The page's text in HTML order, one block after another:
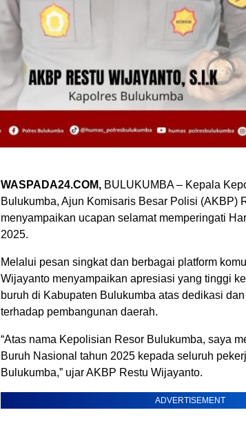
WASPADA24.COM, BULUKUMBA – Kepala
Bulukumba, Ajun Komisaris Besar Polisi (AKBP)
menyampaikan ucapan selamat memperingati
2025.
Melalui pesan singkat dan berbagai platform
Wijayanto menyampaikan apresiasi yang tinggi
buruh di Kabupaten Bulukumba atas dedikasi
terhadap pembangunan daerah.
“Atas nama Kepolisian Resor Bulukumba, saya
Buruh Nasional tahun 2025 kepada seluruh
Bulukumba,” ujar AKBP Restu Wijayanto.
ADVERTISEMENT